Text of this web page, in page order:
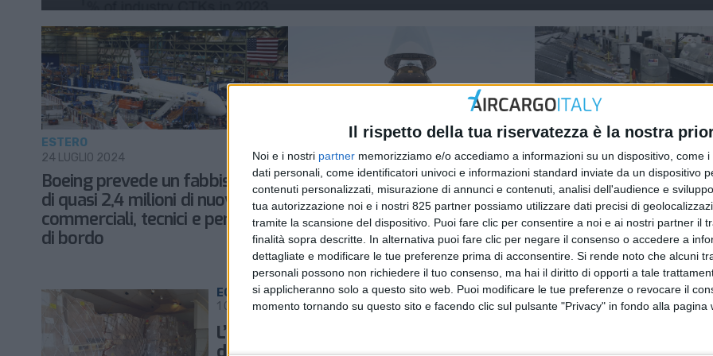
Il rispetto della tua riservatezza è la nostra
Noi e i nostri partner memorizziamo e/o accediamo a informazioni su un dispositivo, come
dati personali, come identificatori univoci e informazioni standard inviate da un dispositivo
contenuti personalizzati, misurazione di annunci e contenuti, analisi dell'audience e
tua autorizzazione noi e i nostri 825 partner possiamo utilizzare dati precisi di
tramite la scansione del dispositivo. Puoi fare clic per consentire a noi e ai nostri partner il
finalità sopra descritte. In alternativa puoi fare clic per negare il consenso o accedere a
dettagliate e modificare le tue preferenze prima di acconsentire. Si rende noto che alcuni
personali possono non richiedere il tuo consenso, ma hai il diritto di opporti a tale
si applicheranno solo a questo sito web. Puoi modificare le tue preferenze o revocare il
momento tornando su questo sito e facendo clic sul pulsante "Privacy" in fondo alla pagina
Boeing prevede un fabbisogno
di quasi 2,4 milioni di nuovi piloti
commerciali, tecnici e personale
di bordo
ESTERO
24 LUGLIO 2024
Prime stime su febbraio: -9%
dei volumi
5 MARZO 2020
Il futuro del cargo
gioca su tre priorità
IATA
20 MARZO 2019
L’Europa traina la
ECONOMIA
1 OTTOBRE 2018
ECONOMIA
8 LUGLIO 2018